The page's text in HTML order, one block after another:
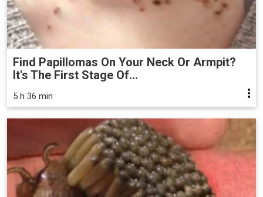
Find Papillomas On Your Neck Or Armpit?
It's The First Stage Of...
5 h 36 min